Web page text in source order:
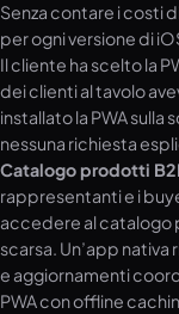
Senza contare i costi
per ogni versione di
Il cliente ha scelto la
dei clienti al tavolo
installato la PWA
nessuna richiesta
Catalogo prodotti
rappresentanti e i
accedere al catalogo
scarsa. Un’app
e aggiornamenti
PWA con offline